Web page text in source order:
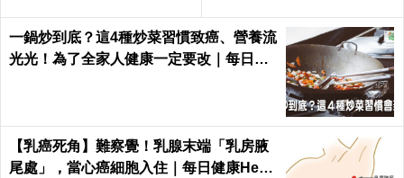
alth
一鍋炒到底？這4種炒菜習慣致癌、營養流
光光！為了全家人健康一定要改｜每日健
【乳癌死角】難察覺！乳腺末端「乳房腋
尾處」，當心癌細胞入住｜每日健康Healt